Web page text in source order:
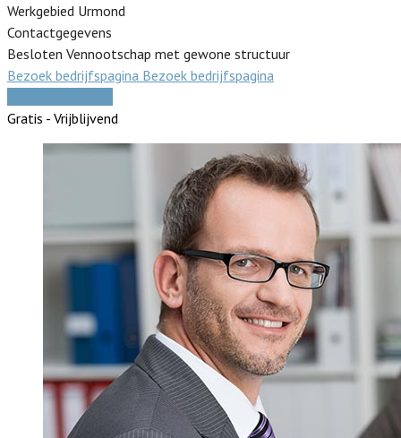
Werkgebied Urmond
Contactgegevens
Besloten Vennootschap met gewone structuur
Bezoek bedrijfspagina Bezoek bedrijfspagina
Gratis - Vrijblijvend